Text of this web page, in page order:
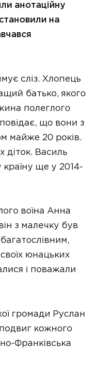
анотаційну
на
сліз. Хлопець
батько, якого
полеглого
що вони з
майже 20 років.
діток. Василь
ще у 2014-
воїна Анна
з малечку був
юнацьких
і поважали
громади Руслан
кожного
Франківська